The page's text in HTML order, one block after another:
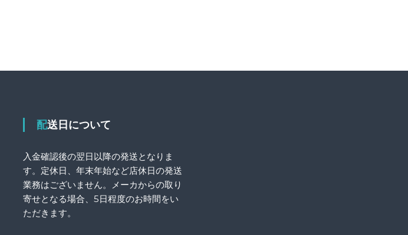
配送日について
入金確認後の翌日以降の発送となりま
す。定休日、年末年始など店休日の発送
業務はございません。メーカからの取り
寄せとなる場合、5日程度のお時間をい
ただきます。